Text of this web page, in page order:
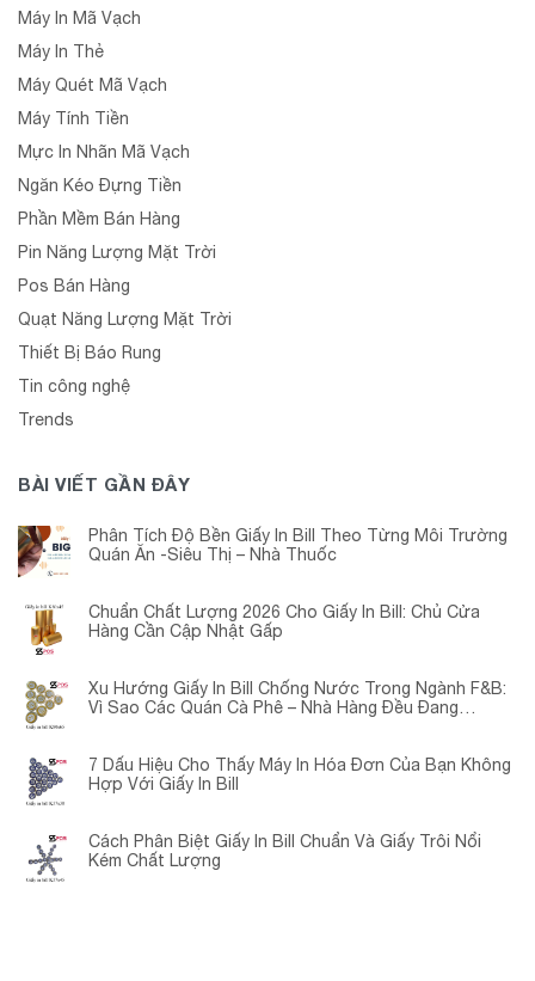
Máy In Mã Vạch
Máy In Thẻ
Máy Quét Mã Vạch
Máy Tính Tiền
Mực In Nhãn Mã Vạch
Ngăn Kéo Đựng Tiền
Phần Mềm Bán Hàng
Pin Năng Lượng Mặt Trời
Pos Bán Hàng
Quạt Năng Lượng Mặt Trời
Thiết Bị Báo Rung
Tin công nghệ
Trends
BÀI VIẾT GẦN ĐÂY
Phân Tích Độ Bền Giấy In Bill Theo Từng Môi Trường
Quán Ăn -Siêu Thị – Nhà Thuốc
Chuẩn Chất Lượng 2026 Cho Giấy In Bill: Chủ Cửa
Hàng Cần Cập Nhật Gấp
Xu Hướng Giấy In Bill Chống Nước Trong Ngành F&B:
Vì Sao Các Quán Cà Phê – Nhà Hàng Đều Đang
7 Dấu Hiệu Cho Thấy Máy In Hóa Đơn Của Bạn Không
Hợp Với Giấy In Bill
Cách Phân Biệt Giấy In Bill Chuẩn Và Giấy Trôi Nổi
Kém Chất Lượng